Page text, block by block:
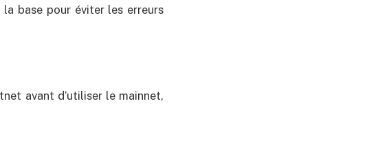
base pour éviter les erreurs
avant d’utiliser le mainnet,